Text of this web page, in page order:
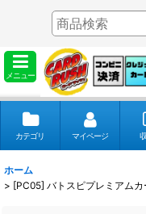
メニュー
カテゴリ マイページ
ホーム
> [PC05] バトスピプレミアム